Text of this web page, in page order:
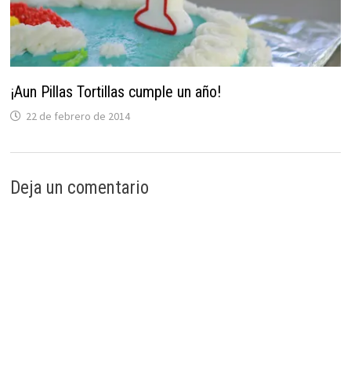
¡Aun Pillas Tortillas cumple un año!
22 de febrero de 2014
Deja un comentario